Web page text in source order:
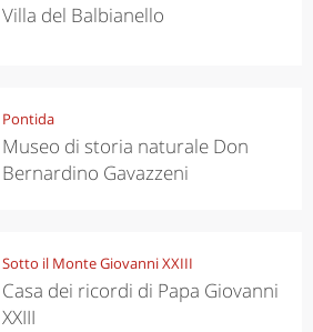
Villa del Balbianello
Pontida
Museo di storia naturale Don
Bernardino Gavazzeni
Sotto il Monte Giovanni XXIII
Casa dei ricordi di Papa Giovanni
XXIII